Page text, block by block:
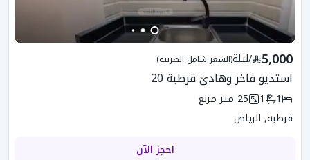
5,000
/ليلة(السعر شامل الضريبه)
استديو فاخر وهادئ قرطبة 20
1
1
25 متر مربع
قرطبة, الرياض
احجز الآن